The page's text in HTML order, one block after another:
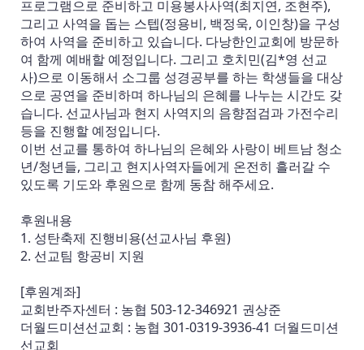
프로그램으로 준비하고 미용봉사사역(최지연, 조현주),
그리고 사역을 돕는 스텝(정용비, 백정욱, 이인창)을 구성
하여 사역을 준비하고 있습니다. 다낭한인교회에 방문하
여 함께 예배할 예정입니다. 그리고 호치민(김*영 선교
사)으로 이동해서 소그룹 성경공부를 하는 학생들을 대상
으로 공연을 준비하며 하나님의 은혜를 나누는 시간도 갖
습니다. 선교사님과 현지 사역지의 음향점검과 가전수리
등을 진행할 예정입니다.
이번 선교를 통하여 하나님의 은혜와 사랑이 베트남 청소
년/청년들, 그리고 현지사역자들에게 온전히 흘러갈 수
있도록 기도와 후원으로 함께 동참 해주세요.
후원내용
1. 성탄축제 진행비용(선교사님 후원)
2. 선교팀 항공비 지원
[후원계좌]
교회반주자센터 : 농협 503-12-346921 권상준
더월드미션선교회 : 농협 301-0319-3936-41 더월드미션
선교회